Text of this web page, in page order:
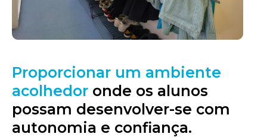
Proporcionar um ambiente
acolhedor onde os alunos
possam desenvolver-se com
autonomia e confiança.